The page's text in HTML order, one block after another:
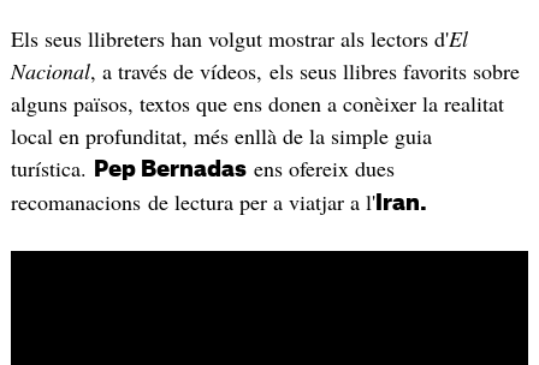
Els seus llibreters han volgut mostrar als lectors d'El
Nacional, a través de vídeos, els seus llibres favorits sobre
alguns països, textos que ens donen a conèixer la realitat
local en profunditat, més enllà de la simple guia
turística.
Pep Bernadasens ofereix dues
recomanacions de lectura per a viatjar a l'Iran.